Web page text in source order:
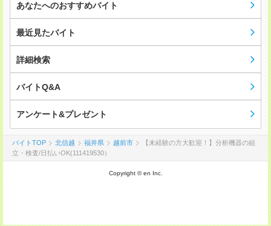
あなたへのおすすめバイト
最近見たバイト
詳細検索
バイトQ&A
アンケート&プレゼント
バイトTOP 北信越 福井県 越前市
【未経験の方大歓迎！】分析機器の組
立・検査/日払いOK(111419530）
Copyright © en Inc.